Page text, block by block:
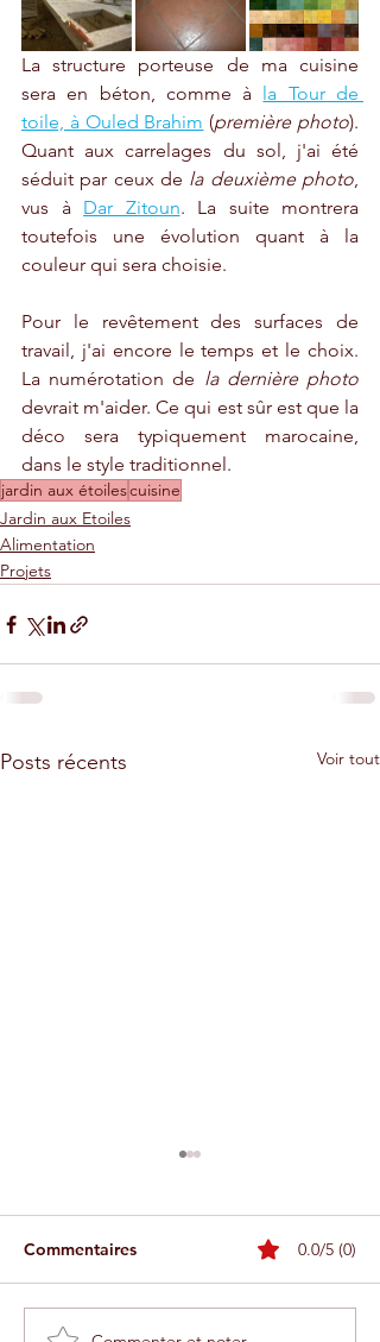
La structure porteuse de ma cuisine
sera en béton, comme à
la Tour de
toile, à Ouled Brahim (première photo).
Quant aux carrelages du sol, j'ai été
séduit par ceux de la deuxième photo,
vus à Dar Zitoun. La suite montrera
toutefois une évolution quant à la
couleur qui sera choisie.
Pour le revêtement des surfaces de
travail, j'ai encore le temps et le choix.
La numérotation de
devrait m'aider. Ce qui est sûr est que la
déco sera typiquement marocaine,
dans le style traditionnel.
jardin aux étoilescuisine
Jardin aux Etoiles
Alimentation
Projets
Posts récents Voir tout
Commentaires 0.0/5 (0)